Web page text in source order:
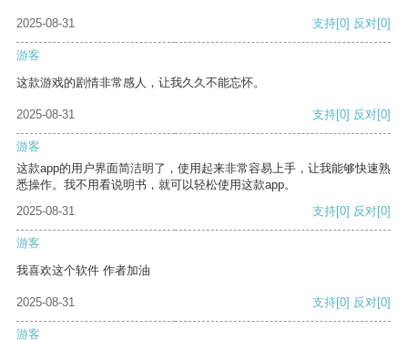
2025-08-31 支持[0] 反对[0]
游客
这款游戏的剧情非常感人，让我久久不能忘怀。
2025-08-31 支持[0] 反对[0]
游客
这款app的用户界面简洁明了，使用起来非常容易上手，让我能够快速熟
悉操作。我不用看说明书，就可以轻松使用这款app。
2025-08-31
支持[0] 反对[0]
游客
我喜欢这个软件 作者加油
2025-08-31 支持[0] 反对[0]
游客